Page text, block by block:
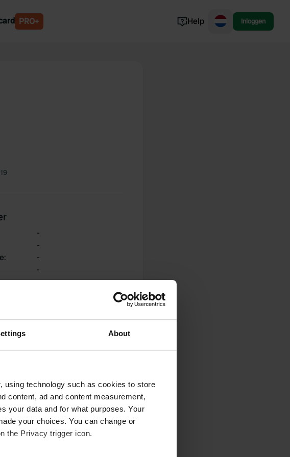
About
using technology such as cookies to store
content, ad and content measurement,
your data and for what purposes. Your
your choices. You can change or
the Privacy trigger icon.
PRO+ Help Inloggen
-
-
:
-
-
-
0
Foto's